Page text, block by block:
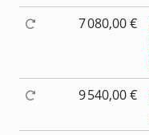
7 080,00 €
9 540,00 €